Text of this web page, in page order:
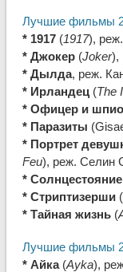
Лучшие фильмы
* 1917 (1917),
* Джокер(Joker),
* Дылда, реж.
* Ирландец(The
* Офицер и
* Паразиты
* Портрет
Feu), реж. Селин
* Солнцестояние
* Стриптизерши(
* Тайная жизнь(
Лучшие фильмы
* Айка (Ayka),